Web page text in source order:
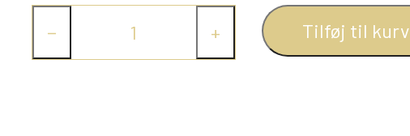
− + Tilføj til kurv